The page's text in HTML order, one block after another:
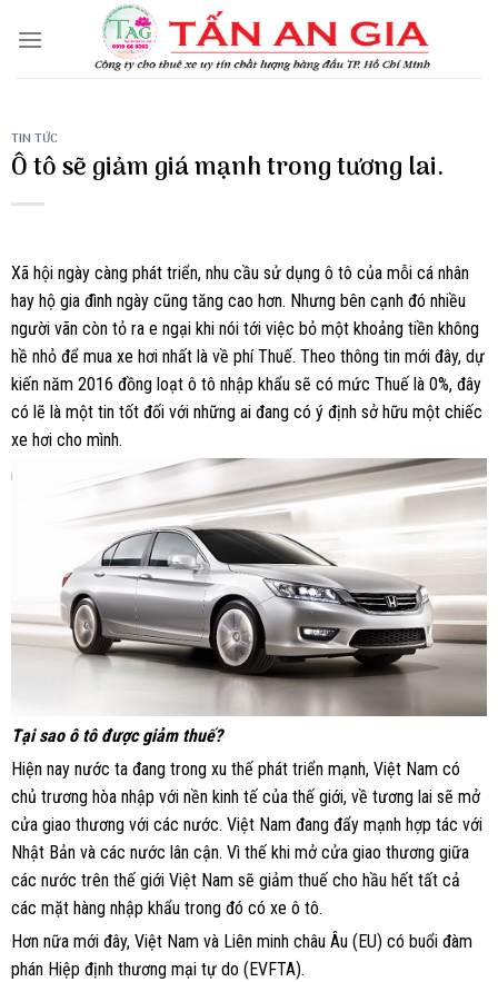
TIN TỨC
Ô tô sẽ giảm giá mạnh trong tương lai.
Xã hội ngày càng phát triển, nhu cầu sử dụng ô tô của mỗi cá nhân
hay hộ gia đình ngày cũng tăng cao hơn. Nhưng bên cạnh đó nhiều
người vãn còn tỏ ra e ngại khi nói tới việc bỏ một khoảng tiền không
hề nhỏ để mua xe hơi nhất là về phí Thuế. Theo thông tin mới đây, dự
kiến năm 2016 đồng loạt ô tô nhập khẩu sẽ có mức Thuế là 0%, đây
có lẽ là một tin tốt đối với những ai đang có ý định sở hữu một chiếc
xe hơi cho mình.
Tại sao ô tô được giảm thuế?
Hiện nay nước ta đang trong xu thế phát triển mạnh, Việt Nam có
chủ trương hòa nhập với nền kinh tế của thế giới, về tương lai sẽ mở
cửa giao thương với các nước. Việt Nam đang đẩy mạnh hợp tác với
Nhật Bản và các nước lân cận. Vì thế khi mở cửa giao thương giữa
các nước trên thế giới Việt Nam sẽ giảm thuế cho hầu hết tất cả
các mặt hàng nhập khẩu trong đó có xe ô tô.
Hơn nữa mới đây, Việt Nam và Liên minh châu Âu (EU) có buổi đàm
phán Hiệp định thương mại tự do (EVFTA).